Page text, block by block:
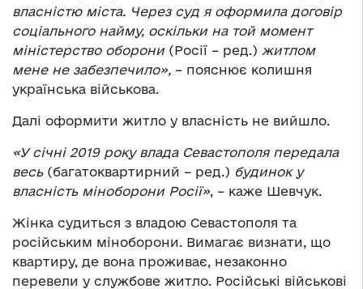
власністю міста. Через суд я оформила договір
соціального найму, оскільки на той момент
міністерство оборони (Росії – ред.) житлом
мене не забезпечило», – пояснює колишня
українська військова.
Далі оформити житло у власність не вийшло.
«У січні 2019 року влада Севастополя передала
весь (багатоквартирний – ред.) будинок у
власність міноборони Росії», – каже Шевчук.
Жінка судиться з владою Севастополя та
російським міноборони. Вимагає визнати, що
квартиру, де вона проживає, незаконно
перевели у службове житло. Російські військові